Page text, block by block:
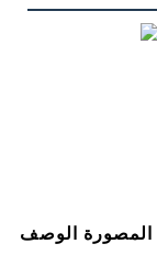
المصورة الوصف